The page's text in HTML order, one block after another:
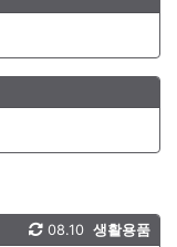
생활용품
08.10